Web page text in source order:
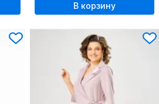
В корзину